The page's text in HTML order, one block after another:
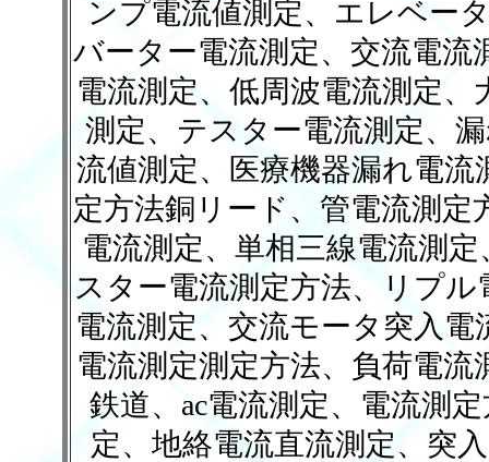
ンプ電流値測定、エレベー
バーター電流測定、交流電流
電流測定、低周波電流測定
測定、テスター電流測定、
流値測定、医療機器漏れ電
定方法銅リード、管電流測
電流測定、単相三線電流測
スター電流測定方法、リプ
電流測定、交流モータ突入
電流測定測定方法、負荷電
鉄道、ac電流測定、電流測
定、地絡電流直流測定、突